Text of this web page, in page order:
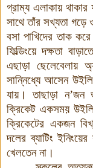
গ্রাম্য এলাকায়
সাথে তাঁর সখ্যতা
বসা পাখিদের তাক
ফিল্ডিংয়ে দক্ষতা
এছাড়া ছেলেবেলায়
সান্নিধ্যে আসেন
যায়। তাছাড়া ন’জন
ক্রিকেট একসময়
ক্রিকেটের একজন
দলের ব্যাটিং
খেলতেন না।